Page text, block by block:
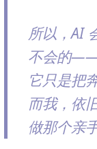
所以，AI
不会的
它只是把
而我，依
做那个亲